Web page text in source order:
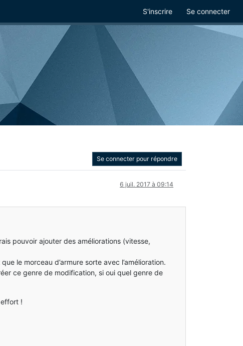
S'inscrire Se connecter
Se connecter pour répondre
6 juil. 2017 à 09:14
pouvoir ajouter des améliorations (vitesse,
le morceau d’armure sorte avec l’amélioration.
ce genre de modification, si oui quel genre de
effort !